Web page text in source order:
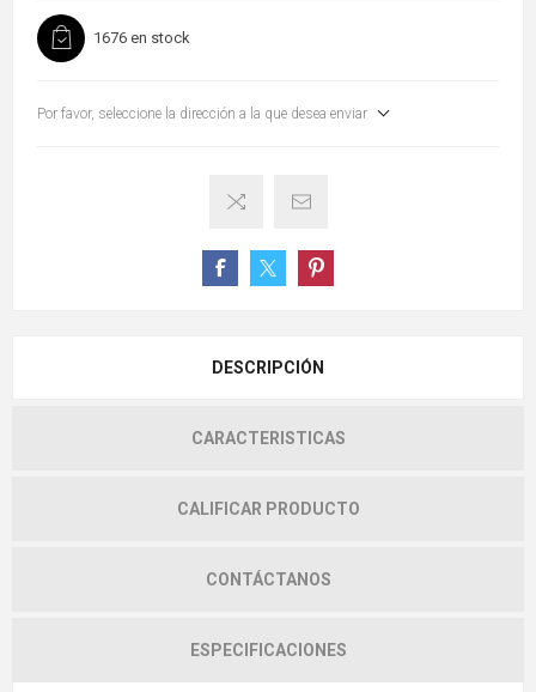
1676 en stock
Por favor, seleccione la dirección a la que desea enviar
DESCRIPCIÓN
CARACTERISTICAS
CALIFICAR PRODUCTO
CONTÁCTANOS
ESPECIFICACIONES